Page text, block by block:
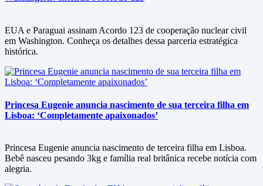
EUA e Paraguai assinam Acordo 123 de cooperação nuclear civil
em Washington. Conheça os detalhes dessa parceria estratégica
histórica.
Princesa Eugenie anuncia nascimento de sua terceira filha em
Lisboa: ‘Completamente apaixonados’
Princesa Eugenie anuncia nascimento de terceira filha em Lisboa.
Bebê nasceu pesando 3kg e família real britânica recebe notícia com
alegria.